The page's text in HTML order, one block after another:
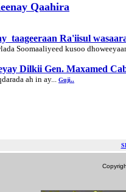
Qaahira
taageeraan Ra'iisul
Soomaaliyeed kusoo
Dilkii Gen. Maxamed
ah in ay... Guji..